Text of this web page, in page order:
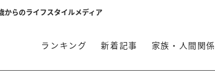
からのライフスタイルメディア
ランキング 新着記事 家族・人間関係